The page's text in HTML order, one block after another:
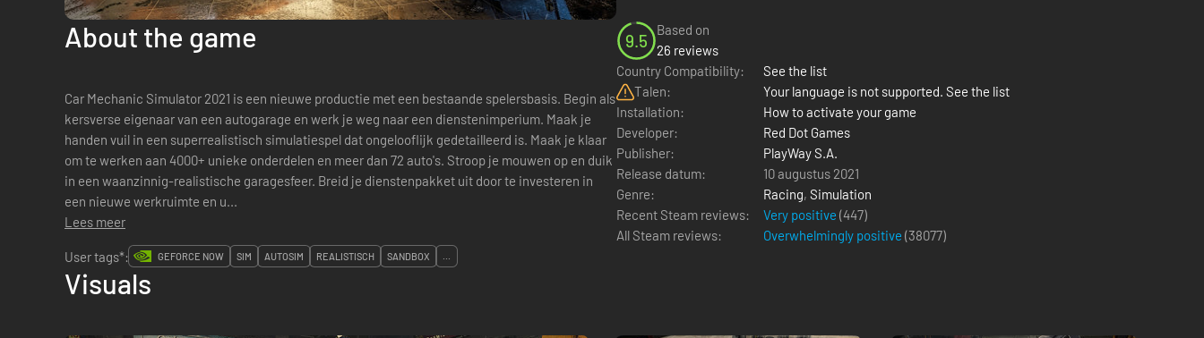
About the game
Car Mechanic Simulator 2021 is een nieuwe productie met een bestaande spelersbasis. Begin als
kersverse eigenaar van een autogarage en werk je weg naar een dienstenimperium. Maak je
handen vuil in een superrealistisch simulatiespel dat ongelooflijk gedetailleerd is. Maak je klaar
om te werken aan 4000+ unieke onderdelen en meer dan 72 auto's. Stroop je mouwen op en duik
in een waanzinnig-realistische garagesfeer. Breid je dienstenpakket uit door te investeren in
een nieuwe werkruimte en u...
Lees meer
9.5
Based on
26 reviews
Country Compatibility:
See the list
Talen:
Your language is not supported. See the list
Installation:
How to activate your game
Developer:
Red Dot Games
Publisher:
PlayWay S.A.
Release datum:
10 augustus 2021
Genre:
Racing, Simulation
Recent Steam reviews:
Very positive (447)
All Steam reviews:
Overwhelmingly positive (38077)
User tags*:
GEFORCE NOW SIM AUTOSIM REALISTISCH SANDBOX ...
Visuals